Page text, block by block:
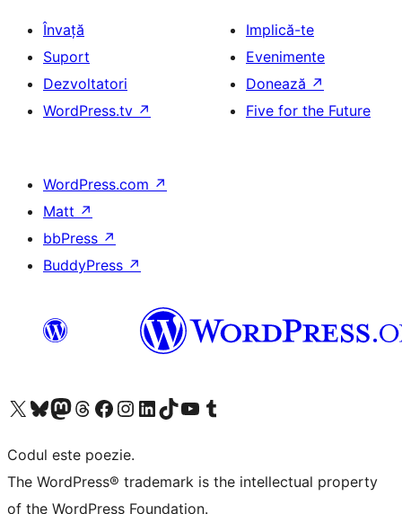
Învață
Suport
Dezvoltatori
WordPress.tv ↗
Implică-te
Evenimente
Donează ↗
Five for the Future
WordPress.com ↗
Matt ↗
bbPress ↗
BuddyPress ↗
Mergi la contul nostru X (fost Twitter)
Vizitează contul nostru Bluesky
Vizitează contul nostru Mastodon
Vizitează contul nostru Threads
Vizitează pagina noastră Facebook
Vizitează-ne pe Instagram
Vizitează-ne pe LinkedIn
Vizitează contul nostru TikTok
Vizitează canalul nostru YouTube
Vizitează contul nostru Tumblr
Codul este poezie.
The WordPress® trademark is the intellectual property
of the WordPress Foundation.